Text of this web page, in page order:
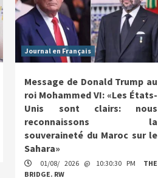
Journal en Français
Message de Donald Trump au
roi Mohammed VI: «Les États-
Unis sont clairs: nous
reconnaissons la
souveraineté du Maroc sur le
Sahara»
01/08/ 2026 @ 10:30:30 PM
THE
BRIDGE. RW